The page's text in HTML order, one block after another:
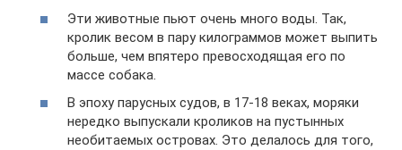
Эти животные пьют очень много воды. Так,
кролик весом в пару килограммов может выпить
больше, чем впятеро превосходящая его по
массе собака.
В эпоху парусных судов, в 17-18 веках, моряки
нередко выпускали кроликов на пустынных
необитаемых островах. Это делалось для того,